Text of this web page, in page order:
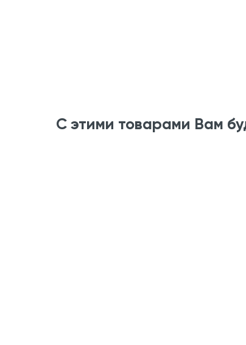
С этими товарами Вам